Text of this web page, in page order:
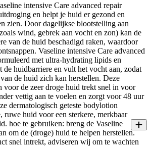
intensive Care advanced repair
en helpt je huid er gezond en
zien. Door dagelijkse blootstelling aan
wind, gebrek aan vocht en zon) kan de
van de huid beschadigd raken, waardoor
Vaseline intensive Care advanced
met ultra-hydrating lipids en
de huidbarriere en vult het vocht aan, zodat
de huid zich kan herstellen. Deze
de zeer droge huid trekt snel in voor
vettig aan te voelen en zorgt voor 48 uur
dermatologisch geteste bodylotion
ruwe huid voor een sterkere, merkbaar
hoe te gebruiken: breng de Vaseline
om de (droge) huid te helpen herstellen.
snel intrekt, adviseren wij om te wachten